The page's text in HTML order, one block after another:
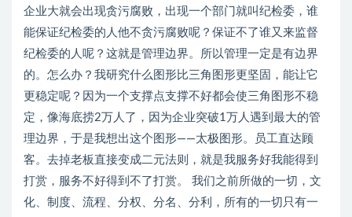
企业大就会出现贪污腐败，出现一个部门就叫纪检委，谁
能保证纪检委的人他不贪污腐败呢？保证不了谁又来监督
纪检委的人呢？这就是管理边界。所以管理一定是有边界
的。怎么办？我研究什么图形比三角图形更坚固，能让它
更稳定呢？因为一个支撑点支撑不好都会使三角图形不稳
定，像海底捞2万人了，因为企业突破1万人遇到最大的管
理边界，于是我想出这个图形——太极图形。员工直达顾
客。去掉老板直接变成二元法则，就是我服务好我能得到
打赏，服务不好得到不了打赏。 我们之前所做的一切，文
化、制度、流程、分权、分名、分利，所有的一切只有一